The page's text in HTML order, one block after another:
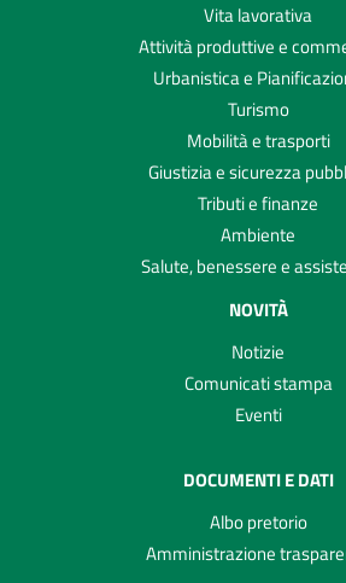
Vita lavorativa
Attività produttive e
Urbanistica e
Turismo
Mobilità e trasporti
Giustizia e sicurezza
Tributi e finanze
Ambiente
Salute, benessere e
NOVITÀ
Notizie
Comunicati stampa
Eventi
DOCUMENTI E DATI
Albo pretorio
Amministrazione